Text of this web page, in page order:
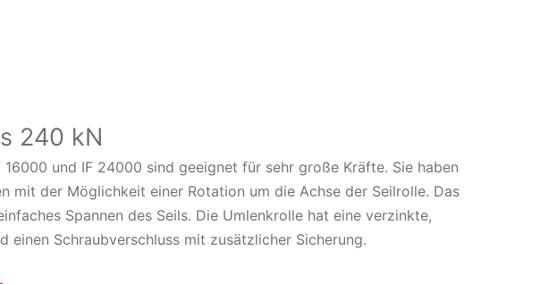
240 kN
16000 und IF 24000 sind geeignet für sehr große Kräfte. Sie haben
mit der Möglichkeit einer Rotation um die Achse der Seilrolle. Das
Spannen des Seils. Die Umlenkrolle hat eine verzinkte,
einen Schraubverschluss mit zusätzlicher Sicherung.